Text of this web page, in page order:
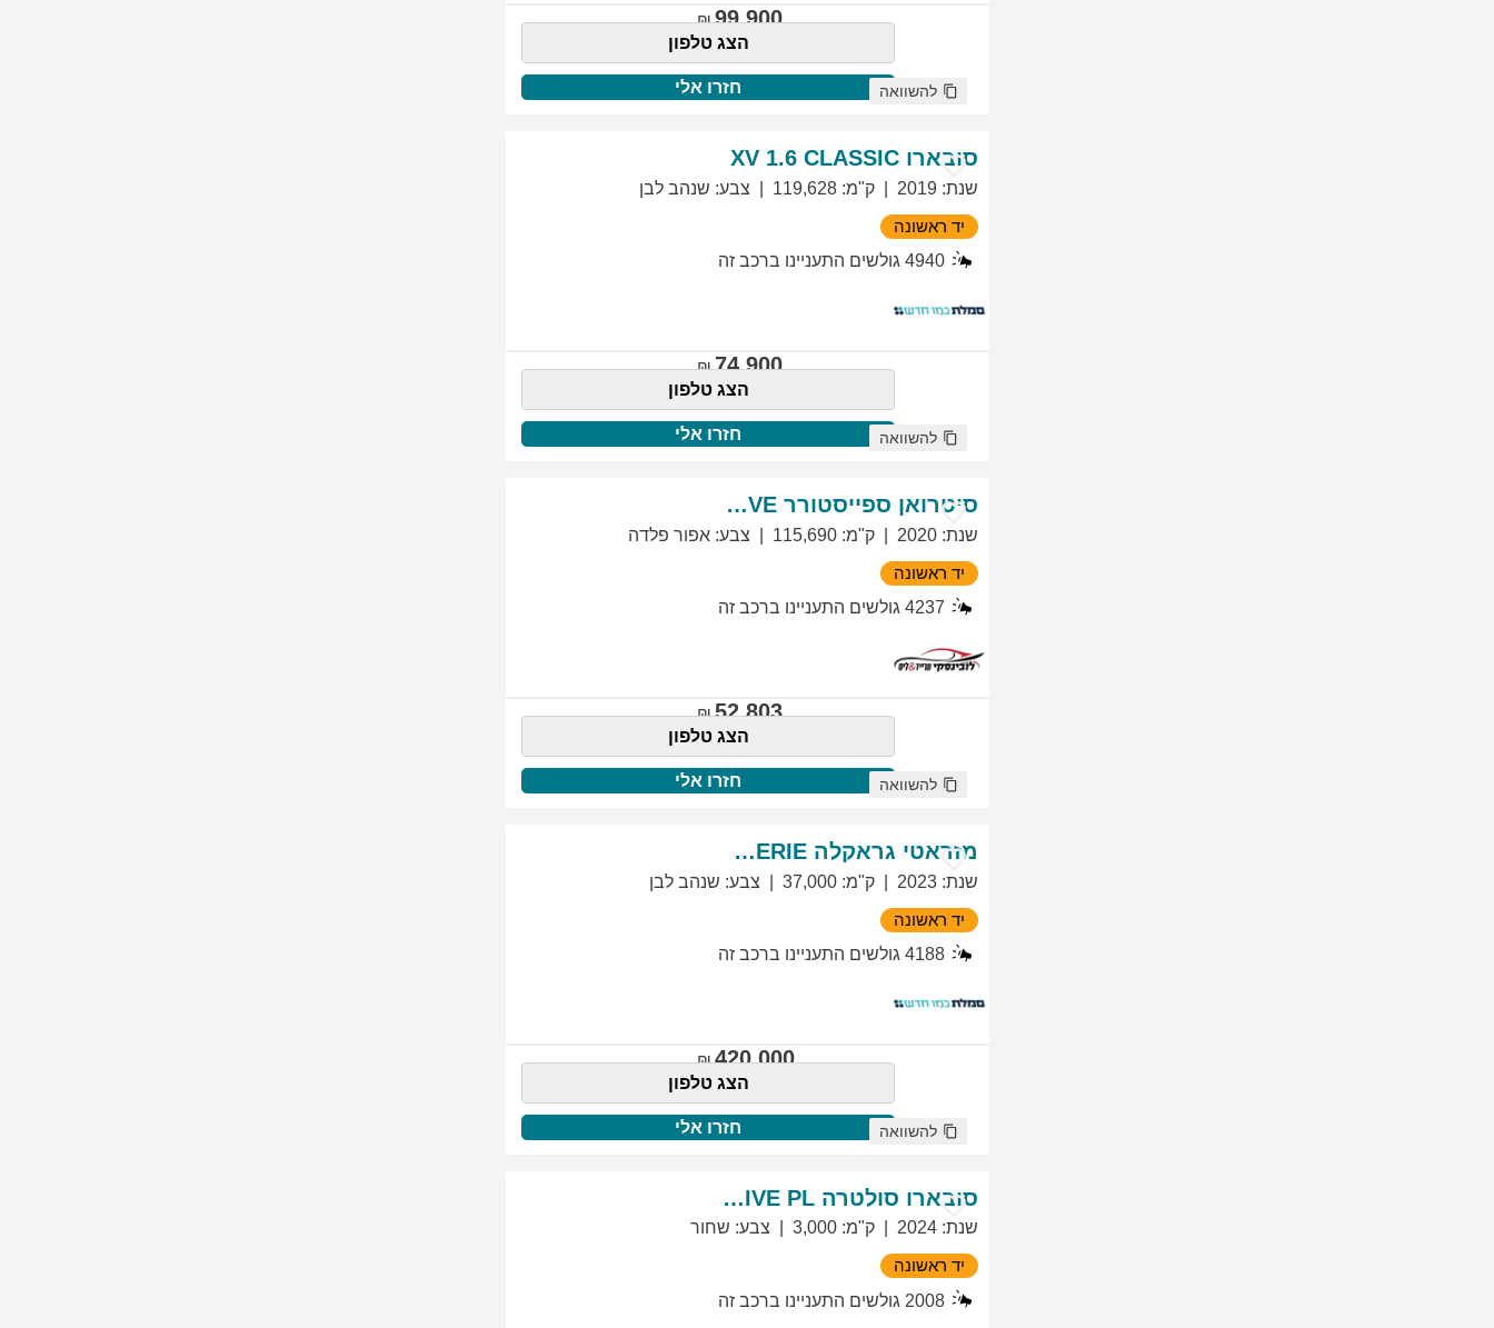
99,900
הצג טלפון
חזרו אלי להשוואה
סובארו XV 1.6 CLASSIC
שנת:
2019 ק"מ:
119,628 צבע: שנהב לבן
יד ראשונה
4940 גולשים התעניינו ברכב זה
74,900
הצג טלפון
חזרו אלי להשוואה
סיטרואן ספייסטורר EXCLUSIVE
שנת:
2020 ק"מ:
115,690 צבע: אפור פלדה
יד ראשונה
4237 גולשים התעניינו ברכב זה
52,803
הצג טלפון
חזרו אלי להשוואה
מזראטי גראקלה PRIMASERIE
שנת:
2023 ק"מ:
37,000 צבע: שנהב לבן
יד ראשונה
4188 גולשים התעניינו ברכב זה
420,000
הצג טלפון
חזרו אלי להשוואה
סובארו סולטרה EXCLUSIVE PL
שנת:
2024 ק"מ:
3,000 צבע: שחור
יד ראשונה
2008 גולשים התעניינו ברכב זה